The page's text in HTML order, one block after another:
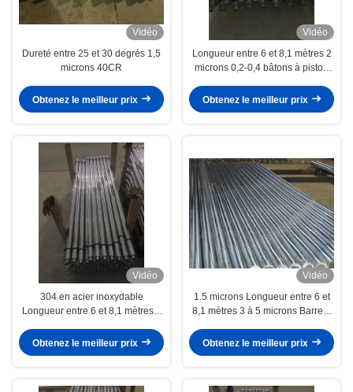
Vidéo
Dureté entre 25 et 30 degrés 1,5
microns 40CR
Obtenez le meilleur prix
Vidéo
Longueur entre 6 et 8,1 mètres 2
microns 0,2-0,4 bâtons à piston
Obtenez le meilleur prix
Vidéo
304 en acier inoxydable
Longueur entre 6 et 8,1 mètres 3
Fabrication de précision
Obtenez le meilleur prix
Vidéo
1.5 microns Longueur entre 6 et
8,1 mètres 3 à 5 microns Barre à
automobile
Obtenez le meilleur prix